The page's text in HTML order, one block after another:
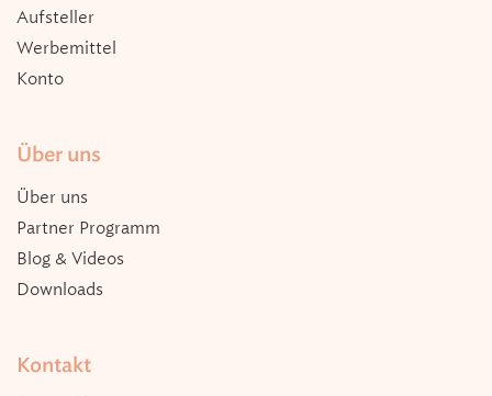
Aufsteller
Werbemittel
Konto
Über uns
Über uns
Partner Programm
Blog & Videos
Downloads
Kontakt